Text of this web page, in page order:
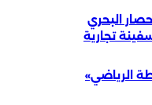
البحري
الرياضي»